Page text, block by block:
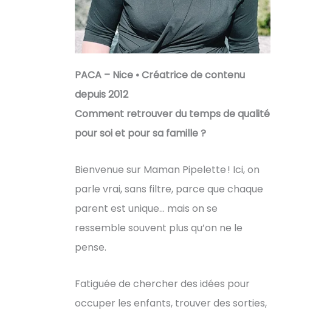
PACA – Nice • Créatrice de contenu
depuis 2012
Comment retrouver du temps de qualité
pour soi et pour sa famille ?
Bienvenue sur Maman Pipelette ! Ici, on
parle vrai, sans filtre, parce que chaque
parent est unique… mais on se
ressemble souvent plus qu’on ne le
pense.
Fatiguée de chercher des idées pour
occuper les enfants, trouver des sorties,